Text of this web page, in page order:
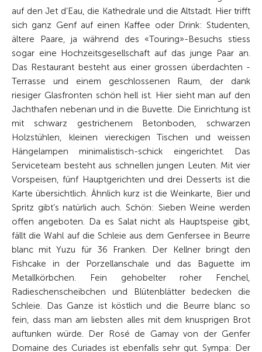
auf den Jet d’Eau, die ­Kathedrale und die Altstadt. Hier trifft
sich ganz Genf auf einen Kaffee oder Drink: Studenten,
ältere Paare, ja während des «Touring»-Besuchs stiess
sogar eine Hochzeits­gesellschaft auf das junge Paar an.
Das Restaurant besteht aus einer grossen überdachten ­
Terrasse und einem geschlossenen Raum, der dank
riesiger Glasfronten schön hell ist. Hier sieht man auf den
Jachthafen nebenan und in die Buvette. Die Einrichtung ist
mit schwarz gestrichenem Betonboden, schwarzen
Holzstühlen, kleinen viereckigen Tischen und weissen
Hängelampen minimalistisch-schick eingerichtet. Das
Serviceteam besteht aus schnellen jungen Leuten. Mit vier
Vorspeisen, fünf Hauptgerichten und drei Desserts ist die
Karte übersichtlich. Ähnlich kurz ist die Weinkarte, Bier und
Spritz gibt’s natürlich auch. Schön: Sieben Weine werden
offen angeboten. Da es Salat nicht als Hauptspeise gibt,
fällt die Wahl auf die Schleie aus dem Genfersee in Beurre
blanc mit Yuzu für 36 Franken. Der Kellner bringt den
Fishcake in der Porzellanschale und das ­Baguette im
Metallkörbchen. Fein gehobelter roher Fenchel,
Radieschenscheibchen und Blütenblätter bedecken die
Schleie. Das Ganze ist köstlich und die Beurre blanc so
fein, dass man am liebsten alles mit dem knusprigen Brot
auftunken würde. Der Rosé de Gamay von der Genfer
Domaine des Curiades ist ebenfalls sehr gut. Sympa: Der